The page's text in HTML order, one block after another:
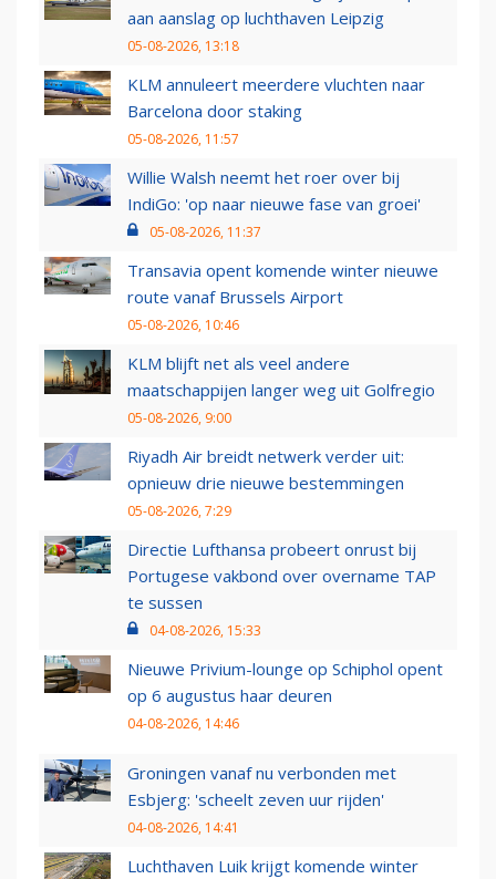
aan aanslag op luchthaven Leipzig
05-08-2026, 13:18
KLM annuleert meerdere vluchten naar
Barcelona door staking
05-08-2026, 11:57
Willie Walsh neemt het roer over bij
IndiGo: 'op naar nieuwe fase van groei'
05-08-2026, 11:37
Transavia opent komende winter nieuwe
route vanaf Brussels Airport
05-08-2026, 10:46
KLM blijft net als veel andere
maatschappijen langer weg uit Golfregio
05-08-2026, 9:00
Riyadh Air breidt netwerk verder uit:
opnieuw drie nieuwe bestemmingen
05-08-2026, 7:29
Directie Lufthansa probeert onrust bij
Portugese vakbond over overname TAP
te sussen
04-08-2026, 15:33
Nieuwe Privium-lounge op Schiphol opent
op 6 augustus haar deuren
04-08-2026, 14:46
Groningen vanaf nu verbonden met
Esbjerg: 'scheelt zeven uur rijden'
04-08-2026, 14:41
Luchthaven Luik krijgt komende winter